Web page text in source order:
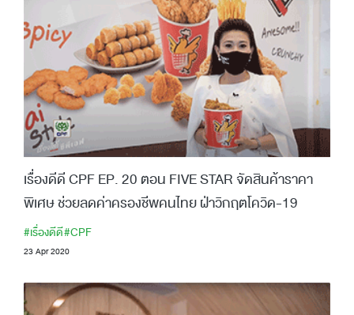
เรื่องดีดี CPF EP. 20 ตอน FIVE STAR จัดสินค้าราคา
พิเศษ ช่วยลดค่าครองชีพคนไทย ฝ่าวิกฤตโควิด-19
#เรื่องดีดี#CPF
23 Apr 2020